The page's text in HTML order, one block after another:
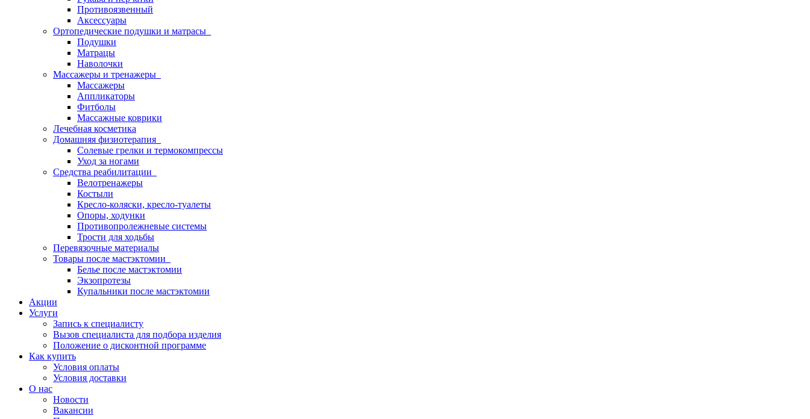
Противоязвенный
Аксессуары
Ортопедические подушки и матрасы
Подушки
Матрацы
Наволочки
Массажеры и тренажеры
Массажеры
Аппликаторы
Фитболы
Массажные коврики
Лечебная косметика
Домашняя физиотерапия
Солевые грелки и термокомпрессы
Уход за ногами
Средства реабилитации
Велотренажеры
Костыли
Кресло-коляски, кресло-туалеты
Опоры, ходунки
Противопролежневые системы
Трости для ходьбы
Перевязочные материалы
Товары после мастэктомии
Белье после мастэктомии
Экзопротезы
Купальники после мастэктомии
Акции
Услуги
Запись к специалисту
Вызов специалиста для подбора изделия
Положение о дисконтной программе
Как купить
Условия оплаты
Условия доставки
О нас
Новости
Вакансии